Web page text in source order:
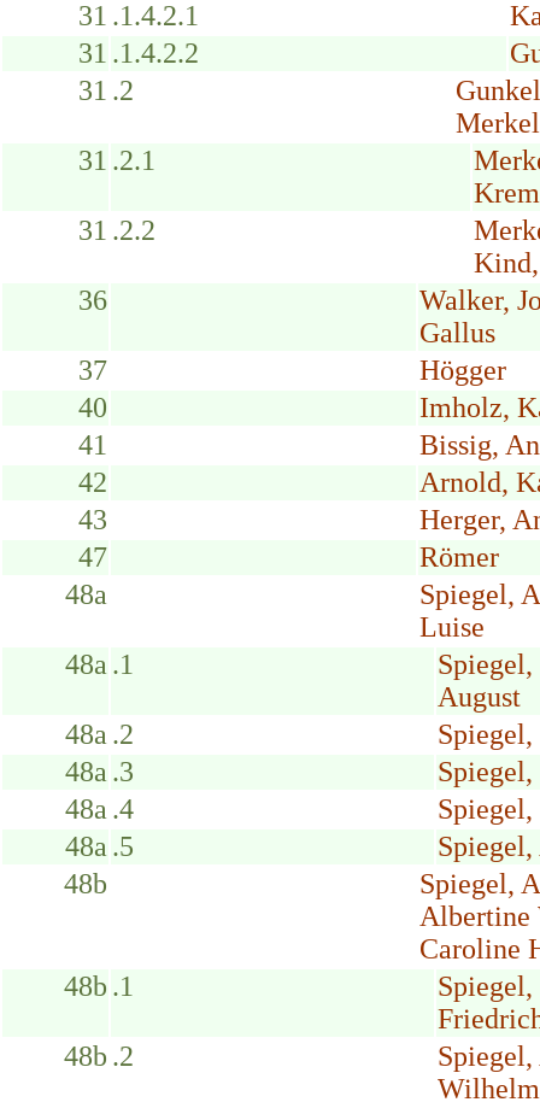
31 .1.4.2.1
31 .1.4.2.2
31 .2
31 .2.1
31 .2.2
36
Walker,
Gallus
37
Högger
40
Imholz,
41
Bissig,
42
Arnold,
43
Herger,
47
Römer
48a
Spiegel,
Luise
48a .1
August
48a .2
48a .3
48a .4
48a .5
48b
Spiegel,
Albertine
Caroline
48b .1
Spiegel,
48b .2